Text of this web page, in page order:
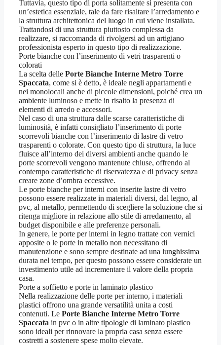
Tuttavia, questo tipo di porta solitamente si presenta con
un’estetica essenziale, tale da fare risaltare l’arredamento e
la struttura architettonica del luogo in cui viene installata.
Trattandosi di una struttura piuttosto complessa da
realizzare, si raccomanda di rivolgersi ad un artigiano
professionista esperto in questo tipo di realizzazione.
Porte bianche con l’inserimento di vetri trasparenti o
colorati
La scelta delle Porte Bianche Interne Metro Torre
Spaccata, come si è detto, è ideale negli appartamenti e
nei monolocali anche di piccole dimensioni, poiché crea un
ambiente luminoso e mette in risalto la presenza di
elementi di arredo e accessori.
Nel caso di una struttura dalle scarse caratteristiche di
luminosità, è infatti consigliato l’inserimento di porte
scorrevoli bianche con l’inserimento di lastre di vetro
trasparenti o colorate. Con questo tipo di struttura, la luce
fluisce all’interno dei diversi ambienti anche quando le
porte scorrevoli vengono mantenute chiuse, offrendo al
contempo caratteristiche di riservatezza e di privacy senza
creare zone d’ombra eccessive.
Le porte bianche per interni con inserite lastre di vetro
possono essere realizzate in materiali diversi, dal legno, al
pvc, al metallo, permettendo di scegliere la soluzione che si
ritenga migliore in relazione allo stile di arredamento, al
budget disponibile e alle preferenze personali.
In genere, le porte per interni in legno trattate con vernici
apposite o le porte in metallo non necessitano di
manutenzione e sono sempre destinate ad una lunghissima
durata nel tempo, per questo possono essere considerate un
investimento utile ad incrementare il valore della propria
casa.
Porte a soffietto e porte in laminato plastico
Nella realizzazione delle porte per interno, i materiali
plastici offrono una grande versatilità unita a costi
contenuti. Le Porte Bianche Interne Metro Torre
Spaccata in pvc o in altre tipologie di laminato plastico
sono ideali per rinnovare la propria casa senza essere
costretti a sostenere spese molto elevate.